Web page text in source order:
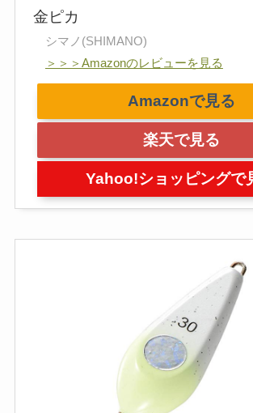
金ピカ
シマノ(SHIMANO)
＞＞＞Amazonのレビューを見る
Amazonで見る
楽天で見る
Yahoo!ショッピングで